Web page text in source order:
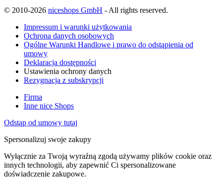
© 2010-2026 niceshops GmbH - All rights reserved.
Impressum i warunki użytkowania
Ochrona danych osobowych
Ogólne Warunki Handlowe i prawo do odstąpienia od
umowy
Deklaracja dostępności
Ustawienia ochrony danych
Rezygnacja z subskrypcji
Firma
Inne nice Shops
Odstąp od umowy tutaj
Spersonalizuj swoje zakupy
Wyłącznie za Twoją wyraźną zgodą używamy plików cookie oraz
innych technologii, aby zapewnić Ci spersonalizowane
doświadczenie zakupowe.